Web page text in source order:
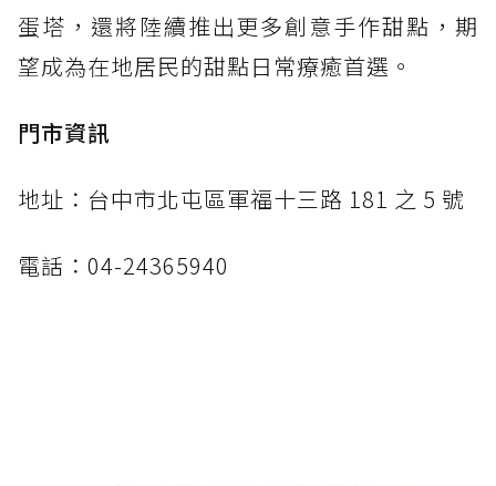
蛋塔，還將陸續推出更多創意手作甜點，期
望成為在地居民的甜點日常療癒首選。
門市資訊
地址：台中市北屯區軍福十三路 181 之 5 號
電話：04-24365940